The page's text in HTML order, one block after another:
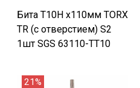
Бита T10H х110мм TORX
TR (с отверстием) S2
1шт SGS 63110-TT10
21%